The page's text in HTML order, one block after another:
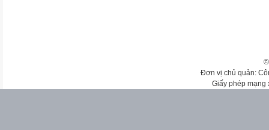
Đơn vị chủ quản:
Giấy phép mạng